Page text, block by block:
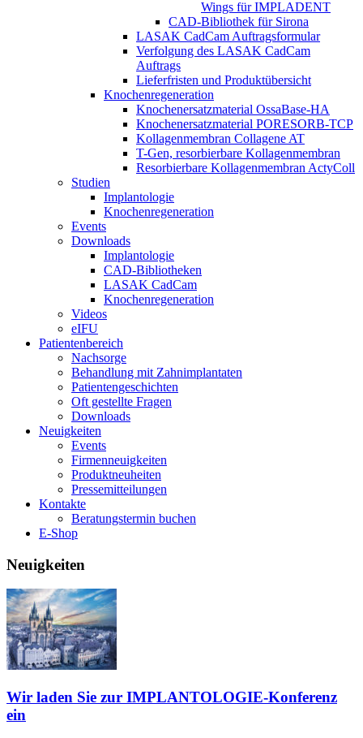
Wings für IMPLADENT
CAD-Bibliothek für Sirona
LASAK CadCam Auftragsformular
Verfolgung des LASAK CadCam
Auftrags
Lieferfristen und Produktübersicht
Knochenregeneration
Knochenersatzmaterial OssaBase-HA
Knochenersatzmaterial PORESORB-TCP
Kollagenmembran Collagene AT
T-Gen, resorbierbare Kollagenmembran
Resorbierbare Kollagenmembran ActyColl
Studien
Implantologie
Knochenregeneration
Events
Downloads
Implantologie
CAD-Bibliotheken
LASAK CadCam
Knochenregeneration
Videos
eIFU
Patientenbereich
Nachsorge
Behandlung mit Zahnimplantaten
Patientengeschichten
Oft gestellte Fragen
Downloads
Neuigkeiten
Events
Firmenneuigkeiten
Produktneuheiten
Pressemitteilungen
Kontakte
Beratungstermin buchen
E-Shop
Neuigkeiten
Wir laden Sie zur IMPLANTOLOGIE-Konferenz
ein